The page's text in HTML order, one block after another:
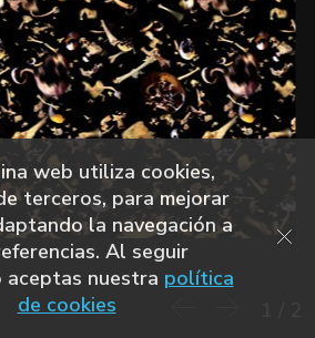
web utiliza cookies,
terceros, para mejorar
la navegación a
Al seguir
aceptas nuestra política
de cookies